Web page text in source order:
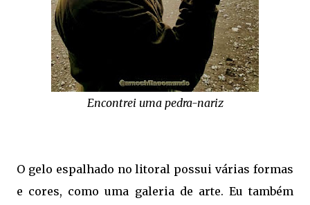
Encontrei uma pedra-nariz
O gelo espalhado no litoral possui várias formas
e cores, como uma galeria de arte. Eu também